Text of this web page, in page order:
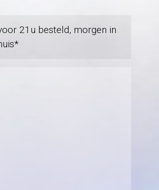
21u besteld, morgen in